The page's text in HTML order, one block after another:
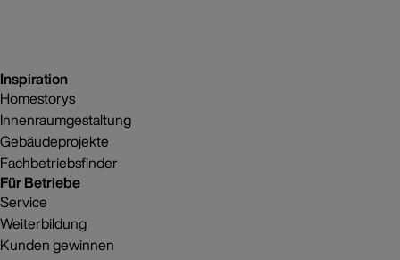
Inspiration
Homestorys
Innenraumgestaltung
Gebäudeprojekte
Fachbetriebsfinder
Für Betriebe
Service
Weiterbildung
Kunden gewinnen